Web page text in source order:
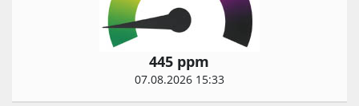
445 ppm
07.08.2026 15:33